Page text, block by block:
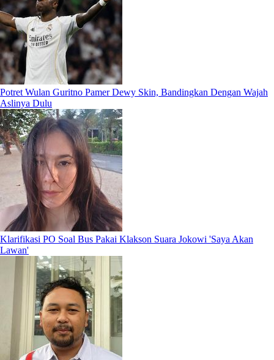
Potret Wulan Guritno Pamer Dewy Skin, Bandingkan Dengan Wajah
Aslinya Dulu
Klarifikasi PO Soal Bus Pakai Klakson Suara Jokowi 'Saya Akan
Lawan'